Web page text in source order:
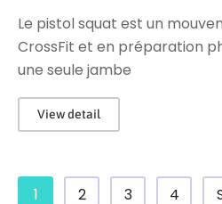
Le pistol squat est un
CrossFit et en préparation
une seule jambe
View detail
1 2 3 4